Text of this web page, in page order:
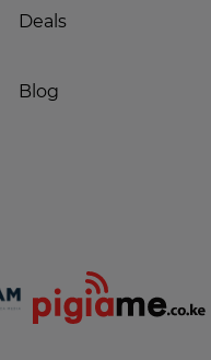
Deals
Blog